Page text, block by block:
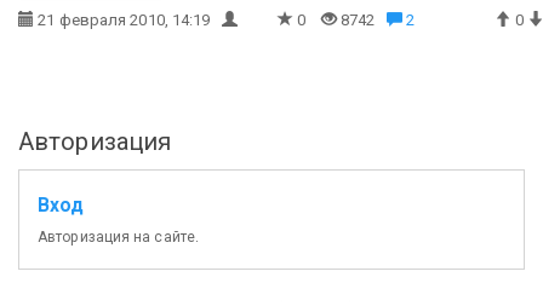
21 февраля 2010, 14:19 0 8742 2 0
Авторизация
Вход
Авторизация на сайте.